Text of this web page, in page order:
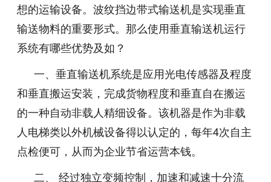
想的运输设备。波纹挡边带式输送机是实现垂直
输送物料的重要形式。那么使用垂直输送机运行
系统有哪些优势及如？
一、垂直输送机系统是应用光电传感器及程度
和垂直搬运安装，完成货物程度和垂直自在搬运
的一种自动非载人精细设备。该机器是作为非载
人电梯类以外机械设备得以认定的，每年4次自主
点检便可，从而为企业节省运营本钱。
二、 经过独立变频控制，加速和减速十分流